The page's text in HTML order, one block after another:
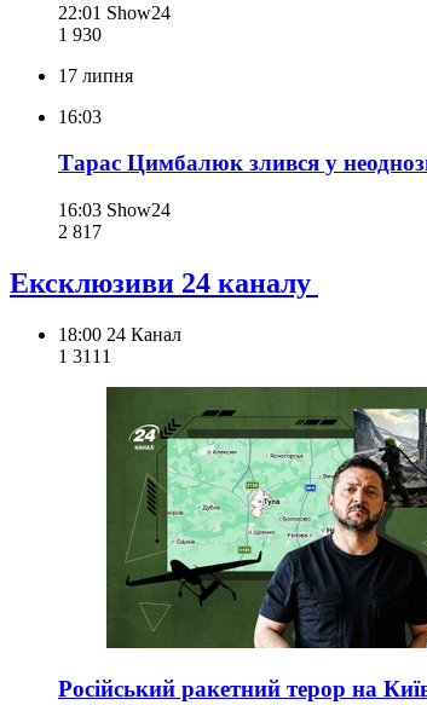
22:01 Show24
1 930
17 липня
16:03
Тарас Цимбалюк злився у
16:03 Show24
2 817
Ексклюзиви 24 каналу
18:00 24 Канал
1 311 1
Російський ракетний терор на